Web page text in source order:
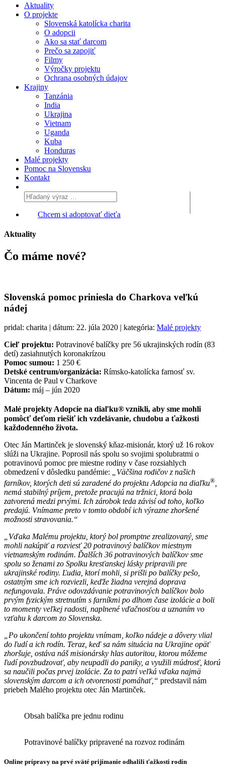
Aktuality
O projekte
Slovenská katolícka charita
O adopcii
Ako sa stať darcom
Prečo sa zapojiť
Filmy
Výročky projektu
Ochrana osobných údajov
Krajiny
Tanzánia
India
Ukrajina
Vietnam
Uganda
Kuba
Honduras
Malé projekty
Pomoc na Slovensku
Kontakt
Chcem si adoptovať dieťa
Aktuality
Čo máme nové?
Slovenská pomoc priniesla do Charkova veľkú
nádej
pridal: charita | dátum: 22. júla 2020 | kategória: Malé projekty
Cieľ projektu: Potravinové balíčky pre 56 ukrajinských rodín (83
detí) zasiahnutých koronakrízou
Pomoc sumou: 1 250 €
Detské centrum/organizácia: Rímsko-katolícka farnosť sv.
Vincenta de Paul v Charkove
Dátum: máj – jún 2020
Malé projekty Adopcie na diaľku®vznikli, aby sme mohli
pomôcť deťom riešiť ich vzdelávanie, chudobu a ťažkosti
každodenného života.
Otec Ján Martinček je slovenský kňaz-misionár, ktorý už 16 rokov
slúži na Ukrajine. Poprosil nás spolu so svojimi spolubratmi o
potravinovú pomoc pre miestne rodiny v čase rozsiahlych
obmedzení v dôsledku pandémie:
„Väčšina rodičov z našich
farníkov, ktorých deti sú zaradené do projektu Adopcia na diaľku®
nemá stabilný príjem, pretože pracujú na tržnici, ktorá bola
zatvorená medzi prvými. Ich zárobok teda závisí od toho, koľko
predajú. Vnímame preto v tomto období ich výrazne zhoršené
možnosti stravovania.“
„Vďaka Malému projektu, ktorý bol promptne zrealizovaný, sme
mohli nakúpiť a rozviesť 20 potravinový balíčkov miestnym
vietnamským rodinám. Ďalších 36 potravinových balíčkov sme
spolu so ženami zo Spolku kresťanskej lásky pripravili pre
ukrajinské rodiny. Ľudia, ktorí mohli, si prišli po balíčky pešo,
ostatným sme ich rozviezli, keďže žiadna verejná doprava
nefungovala. Práve odovzdávanie potravinových balíčkov bolo
prvým fyzickým stretnutím s farníkmi po dlhom čase izolácie a boli
to momenty veľkej radosti, naplnené vďačnosťou a uznaním vo
vzťahu k darcom zo Slovenska.
„Po ukončení tohto projektu vnímam, koľko nádeje a dôvery vlial
do ľudí a ich rodín. Teraz, keď sa nám situácia na Ukrajine opäť
zhoršuje, ostáva náš misionársky hlas autoritou, ktorou môžeme
ľudí povzbudzovať, aby neupadli do paniky, a využili múdrosť, ktorú
sa naučili počas prvej izolácie. Za to patrí veľká vďaka najmä
slovenským darcom a ich otvorenosti pomáhať,“ predstavil nám
priebeh Malého projektu otec Ján Martinček.
Obsah balíčka pre jednu rodinu
Potravinové balíčky pripravené na rozvoz rodinám
Online prípravy na prvé sväté prijímanie odhalili ťažkosti rodín